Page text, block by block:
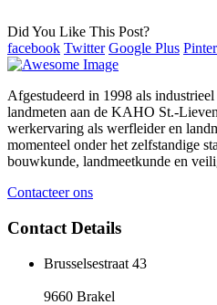
Did You Like This Post?
facebook Twitter Google Plus
Afgestudeerd in 1998 als
landmeten aan de KAHO St.-
werkervaring als werfleider en
momenteel onder het zelfstandige
bouwkunde, landmeetkunde en
Contacteer ons
Contact Details
Brusselsestraat 43
9660 Brakel